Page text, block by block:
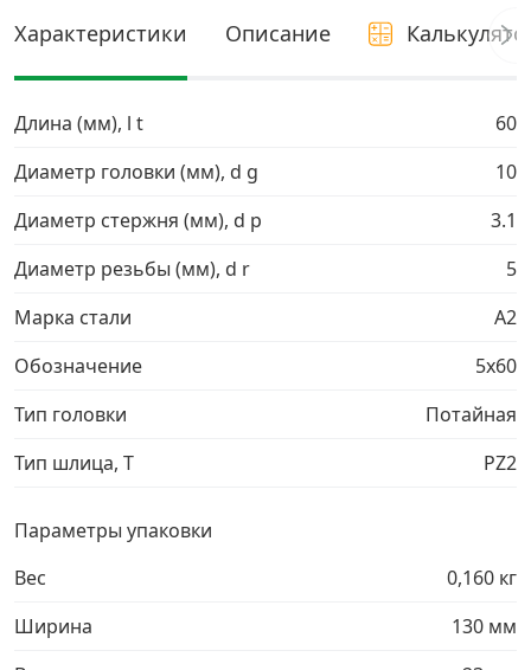
Грузовой крепеж
Комплекты и наборы крепежа
Кронштейны и крюки хозяйственные
Электро и бензоинструмент, оборудование
Перфорированный крепеж
Скобяные изделия и мебельная фурнитура
Характеристики Описание
Длина (мм), l t
60
Диаметр головки (мм), d g
10
Диаметр стержня (мм), d p
3.1
Диаметр резьбы (мм), d r
5
Марка стали
A2
Обозначение
5х60
Тип головки
Потайная
Тип шлица, T
PZ2
Параметры упаковки
Вес
0,160 кг
Ширина
130 мм